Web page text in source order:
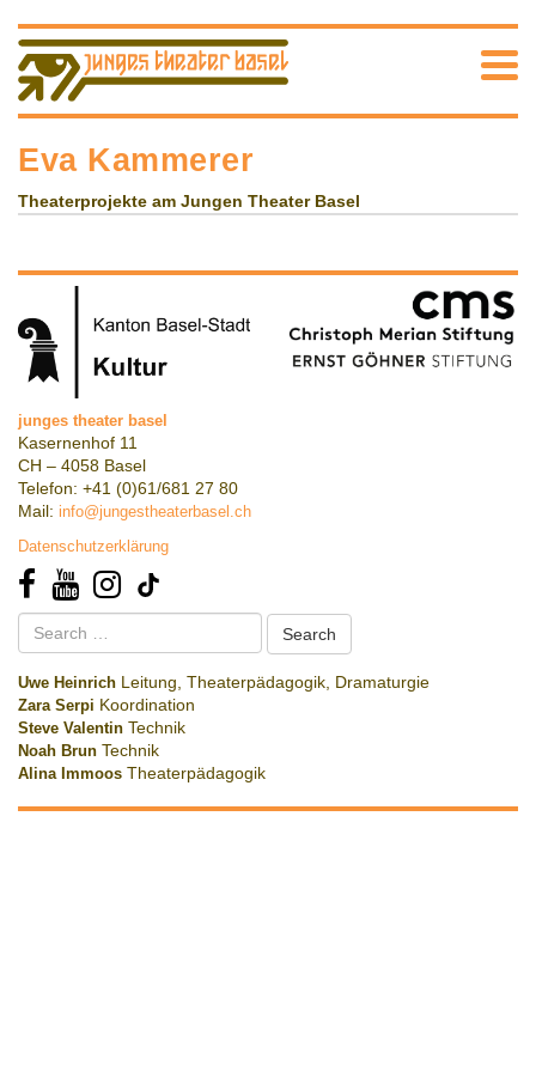
Eva Kammerer
Theaterprojekte am Jungen Theater Basel
junges theater basel
Kasernenhof 11
CH – 4058 Basel
Telefon: +41 (0)61/681 27 80
Mail: info@jungestheaterbasel.ch
Datenschutzerklärung
Search
for:
Uwe Heinrich Leitung, Theaterpädagogik, Dramaturgie
Zara Serpi Koordination
Steve Valentin Technik
Noah Brun Technik
Alina Immoos Theaterpädagogik